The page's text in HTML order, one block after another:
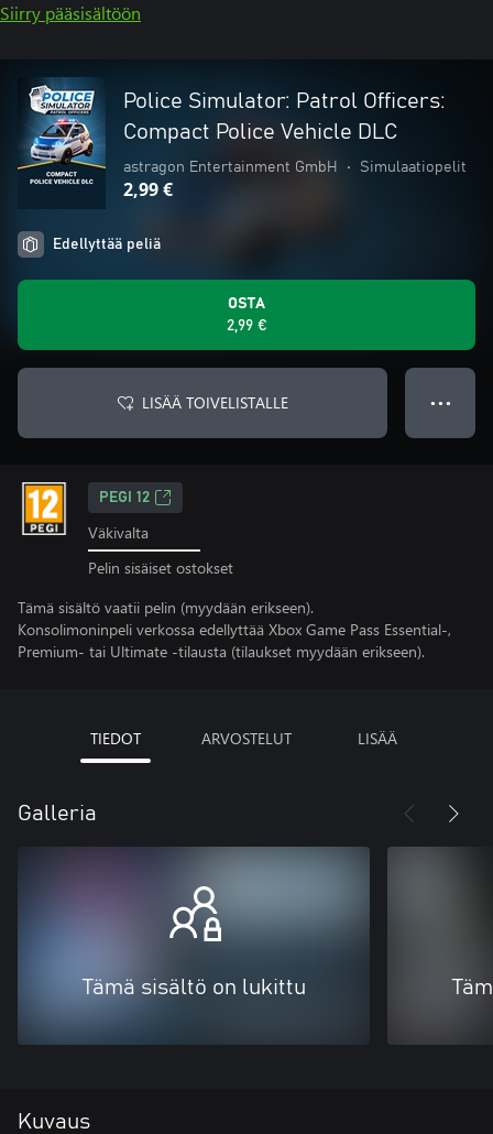
Siirry pääsisältöön
Police Simulator: Patrol Officers:
Compact Police Vehicle DLC
astragon Entertainment GmbH • Simulaatiopelit
2,99 €
Edellyttää peliä
OSTA
2,99 €
LISÄÄ TOIVELISTALLE ● ● ●
PEGI 12
Väkivalta
Pelin sisäiset ostokset
Tämä sisältö vaatii pelin (myydään erikseen).
Konsolimoninpeli verkossa edellyttää Xbox Game Pass Essential-,
Premium- tai Ultimate -tilausta (tilaukset myydään erikseen).
TIEDOT ARVOSTELUT LISÄÄ
Galleria
Tämä sisältö on lukittu
Kuvaus